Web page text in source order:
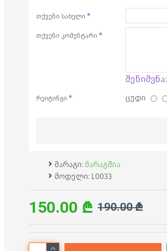
თქვენი სახელი
თქვენი კომენტარი
შენიშვნა:
რეიტინგი ცუდი
მარაგი: მარაგშია
მოდელი: L0033
150.00 ₾ 190.00 ₾